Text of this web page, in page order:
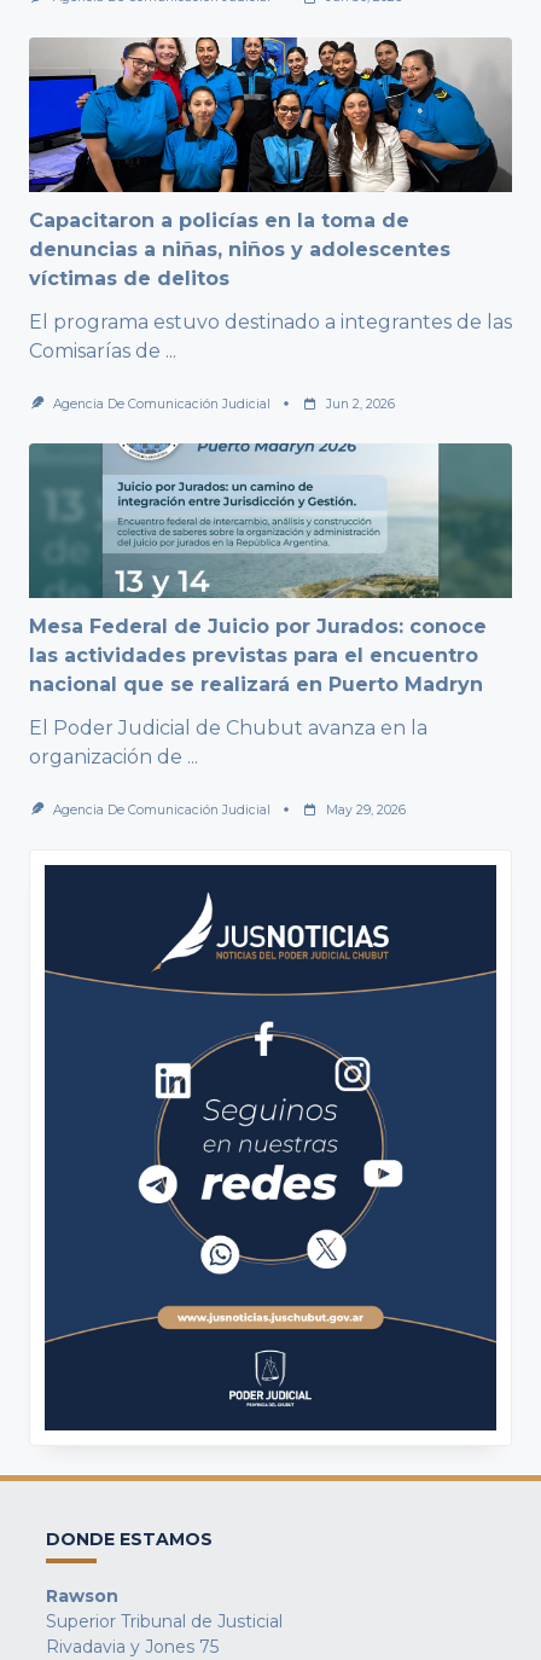
Capacitaron a policías en la toma de
denuncias a niñas, niños y adolescentes
víctimas de delitos
El programa estuvo destinado a integrantes de las
Comisarías de ...
Agencia De Comunicación Judicial Jun 2, 2026
Mesa Federal de Juicio por Jurados: conoce
las actividades previstas para el encuentro
nacional que se realizará en Puerto Madryn
El Poder Judicial de Chubut avanza en la
organización de ...
Agencia De Comunicación Judicial May 29, 2026
DONDE ESTAMOS
Rawson
Superior Tribunal de Justicial
Rivadavia y Jones 75